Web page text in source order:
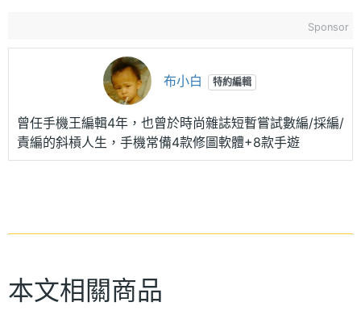
Sponsor
布小白 特約編輯
曾任手機王編輯4年，也曾於時尚雜誌短暫嘗試數編/採編/
責編的斜槓人生，手機常備4款修圖軟體+8款手遊
本文相關商品